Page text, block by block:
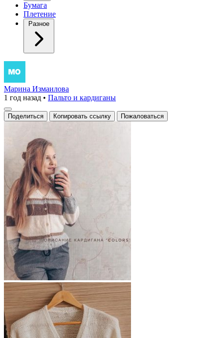
Бумага
Плетение
Разное
Кардиганы
с
цветными
полосами
Марина Измаилова
1 год назад • Пальто и кардиганы
Поделиться Копировать ссылку Пожаловаться